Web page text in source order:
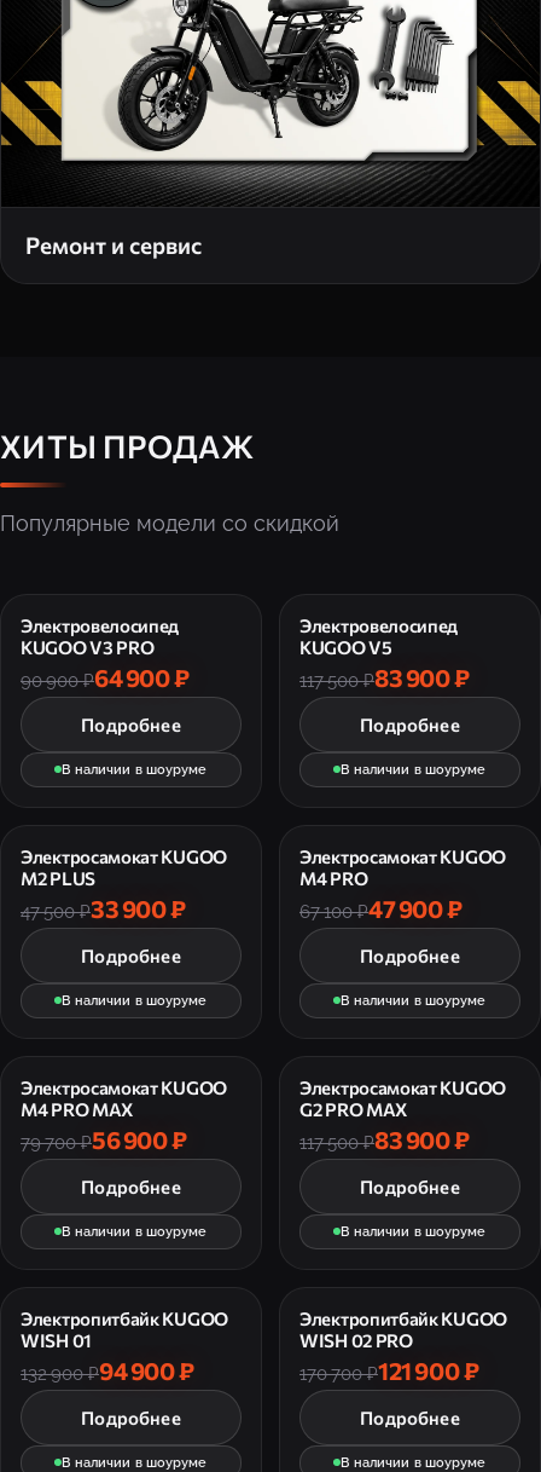
Ремонт и сервис
ХИТЫ ПРОДАЖ
Популярные модели со скидкой
Электровелосипед
KUGOO V3 PRO
90 900 ₽64 900 ₽
Подробнее
В наличии в шоуруме
Электровелосипед
KUGOO V5
117 500 ₽83 900 ₽
Подробнее
В наличии в шоуруме
Электросамокат KUGOO
M2 PLUS
47 500 ₽33 900 ₽
Подробнее
В наличии в шоуруме
Электросамокат KUGOO
M4 PRO
67 100 ₽47 900 ₽
Подробнее
В наличии в шоуруме
Электросамокат KUGOO
M4 PRO MAX
79 700 ₽56 900 ₽
Подробнее
В наличии в шоуруме
Электросамокат KUGOO
G2 PRO MAX
117 500 ₽83 900 ₽
Подробнее
В наличии в шоуруме
Электропитбайк KUGOO
WISH 01
132 900 ₽94 900 ₽
Подробнее
В наличии в шоуруме
Электропитбайк KUGOO
WISH 02 PRO
170 700 ₽121 900 ₽
Подробнее
В наличии в шоуруме